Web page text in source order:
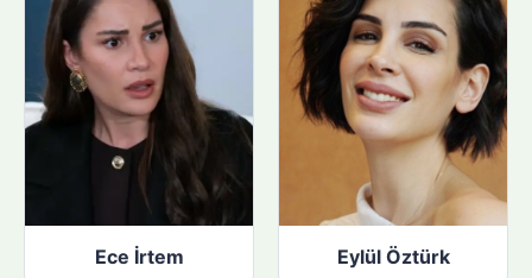
Ece İrtem Eylül Öztürk